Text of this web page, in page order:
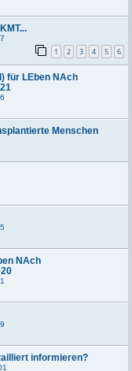
1 2 3 4 5 6
für LEben NAch
Menschen
NAch
informieren?